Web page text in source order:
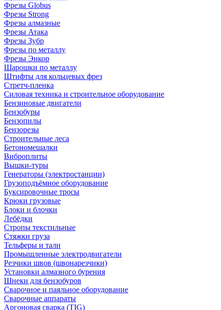
Фрезы Globus
Фрезы Strong
Фрезы алмазные
Фрезы Атака
Фрезы Зубр
Фрезы по металлу
Фрезы Энкор
Шарошки по металлу
Штифты для кольцевых фрез
Стретч-пленка
Силовая техника и строительное оборудование
Бензиновые двигатели
Бензобуры
Бензопилы
Бензорезы
Строительные леса
Бетономешалки
Виброплиты
Вышки-туры
Генераторы (электростанции)
Грузоподъёмное оборудование
Буксировочные тросы
Крюки грузовые
Блоки и блочки
Лебёдки
Стропы текстильные
Стяжки груза
Тельферы и тали
Промышленные электродвигатели
Резчики швов (швонарезчики)
Установки алмазного бурения
Шнеки для бензобуров
Сварочное и паяльное оборудование
Сварочные аппараты
Аргоновая сварка (TIG)